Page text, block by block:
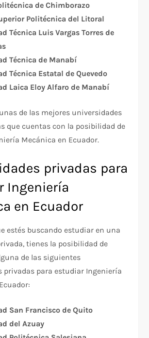
de Chimborazo
Politécnica del Litoral
Técnica Luis Vargas Torres de
Técnica de Manabí
Técnica Estatal de Quevedo
Laica Eloy Alfaro de Manabí
de las mejores universidades
que cuentas con la posibilidad de
Mecánica en Ecuador.
privadas para
Ingeniería
en Ecuador
estés buscando estudiar en una
tienes la posibilidad de
de las siguientes
privadas para estudiar Ingeniería
San Francisco de Quito
del Azuay